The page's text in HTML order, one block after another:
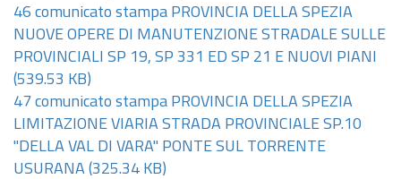
46 comunicato stampa PROVINCIA DELLA SPEZIA
NUOVE OPERE DI MANUTENZIONE STRADALE SULLE
PROVINCIALI SP 19, SP 331 ED SP 21 E NUOVI PIANI
(539.53 KB)
47 comunicato stampa PROVINCIA DELLA SPEZIA
LIMITAZIONE VIARIA STRADA PROVINCIALE SP.10
"DELLA VAL DI VARA" PONTE SUL TORRENTE
USURANA (325.34 KB)